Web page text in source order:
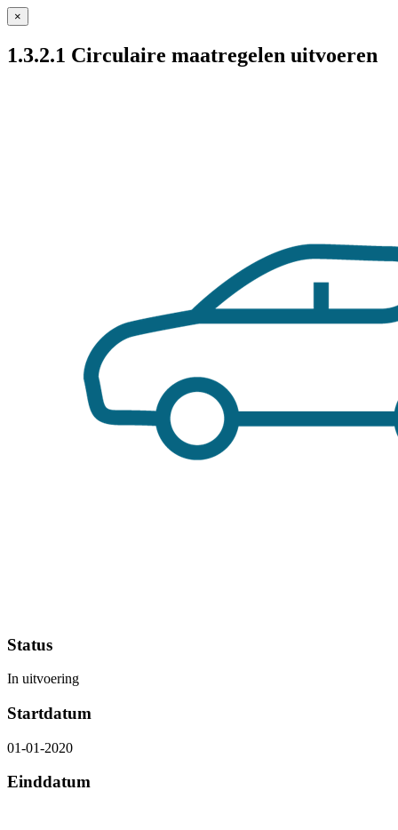
×
1.3.2.1 Circulaire maatregelen uitvoeren
Status
In uitvoering
Startdatum
01-01-2020
Einddatum